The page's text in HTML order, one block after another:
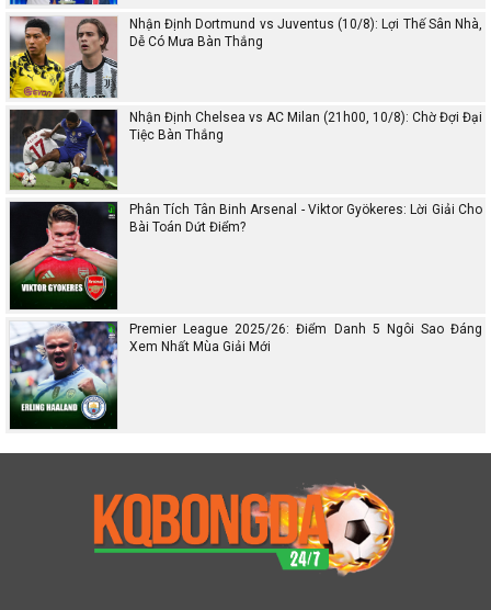
Nhận Định Dortmund vs Juventus (10/8): Lợi Thế Sân Nhà,
Dễ Có Mưa Bàn Thắng
Nhận Định Chelsea vs AC Milan (21h00, 10/8): Chờ Đợi Đại
Tiệc Bàn Thắng
Phân Tích Tân Binh Arsenal - Viktor Gyökeres: Lời Giải Cho
Bài Toán Dứt Điểm?
Premier League 2025/26: Điểm Danh 5 Ngôi Sao Đáng
Xem Nhất Mùa Giải Mới